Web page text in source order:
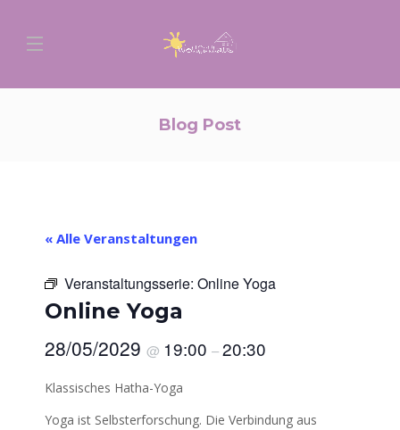
Blog Post
« Alle Veranstaltungen
Veranstaltungsserie: Online Yoga
Online Yoga
28/05/2029 @ 19:00 –20:30
Klassisches Hatha-Yoga
Yoga ist Selbsterforschung. Die Verbindung aus